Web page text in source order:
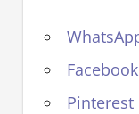
Facebook
Pinterest